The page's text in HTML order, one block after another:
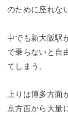
のために座れな
中でも新大阪駅
で乗らないと自
てしまう。
上りは博多方
京方面から大量